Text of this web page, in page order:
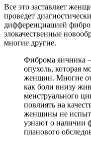
Все это заставляет
проведет
дифференциацией
злокачественные
многие другие.
Фиброма яичника
опухоль, которая
женщин. Многие
как боли внизу
менструального
повлиять на
женщины не
узнают о наличии
планового